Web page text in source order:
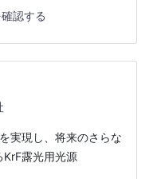
認する
実現し、将来のさらな
KrF露光用光源